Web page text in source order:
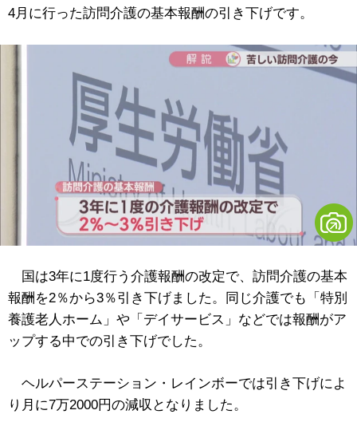
4月に行った訪問介護の基本報酬の引き下げです。
国は3年に1度行う介護報酬の改定で、訪問介護の基本
報酬を2％から3％引き下げました。同じ介護でも「特別
養護老人ホーム」や「デイサービス」などでは報酬がア
ップする中での引き下げでした。
ヘルパーステーション・レインボーでは引き下げによ
り月に7万2000円の減収となりました。